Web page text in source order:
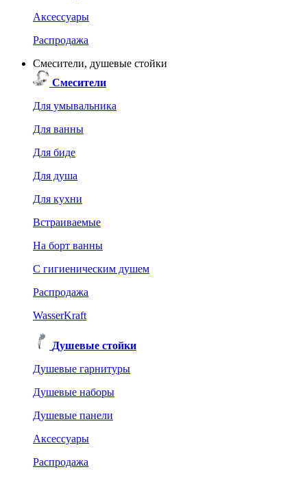
Аксессуары
Распродажа
Смесители, душевые стойки
Смесители
Для умывальника
Для ванны
Для биде
Для душа
Для кухни
Встраиваемые
На борт ванны
C гигиеническим душем
Распродажа
WasserKraft
Душевые стойки
Душевые гарнитуры
Душевые наборы
Душевые панели
Аксессуары
Распродажа